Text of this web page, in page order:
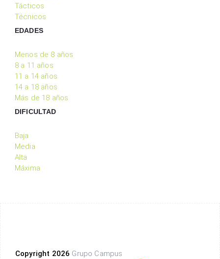
Tácticos
Técnicos
EDADES
Menos de 8 años
8 a 11 años
11 a 14 años
14 a 18 años
Más de 18 años
DIFICULTAD
Baja
Media
Alta
Máxima
Copyright 2026 Grupo Campus